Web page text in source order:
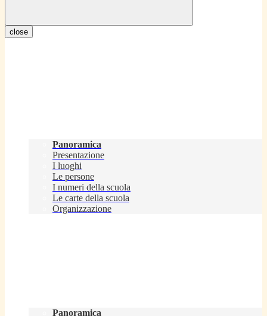
close
Panoramica
Presentazione
I luoghi
Le persone
I numeri della scuola
Le carte della scuola
Organizzazione
Panoramica